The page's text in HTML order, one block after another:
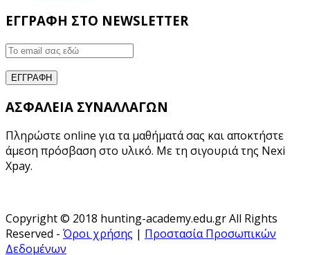
ΕΓΓΡΑΦΗ ΣΤΟ NEWSLETTER
ΑΣΦΑΛΕΙΑ ΣΥΝΑΛΛΑΓΩΝ
Πληρώστε online για τα μαθήματά σας και αποκτήστε
άμεση πρόσβαση στο υλικό. Με τη σιγουριά της Nexi
Xpay.
Copyright © 2018 hunting-academy.edu.gr All Rights
Reserved - Όροι χρήσης | Προστασία Προσωπικών
Δεδομένων